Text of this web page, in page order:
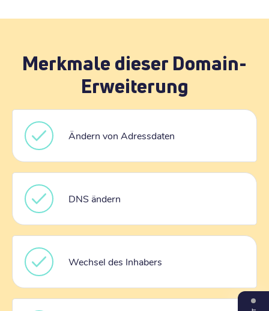
Merkmale dieser Domain-
Erweiterung
Ändern von Adressdaten
DNS ändern
Wechsel des Inhabers